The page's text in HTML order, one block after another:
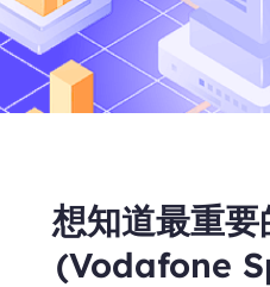
想知道最重
(Vodafone